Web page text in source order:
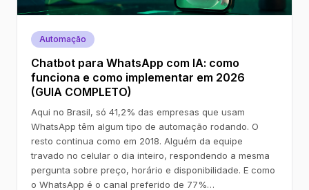
Automação
Chatbot para WhatsApp com IA: como
funciona e como implementar em 2026
(GUIA COMPLETO)
Aqui no Brasil, só 41,2% das empresas que usam
WhatsApp têm algum tipo de automação rodando. O
resto continua como em 2018. Alguém da equipe
travado no celular o dia inteiro, respondendo a mesma
pergunta sobre preço, horário e disponibilidade. E como
o WhatsApp é o canal preferido de 77%…